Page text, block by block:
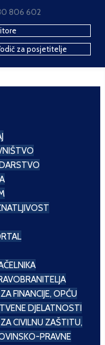
806 602
za posjetitelje
FINANCIJE, OPĆU
DJELATNOSTI
CIVILNU ZAŠTITU,
PRAVNE